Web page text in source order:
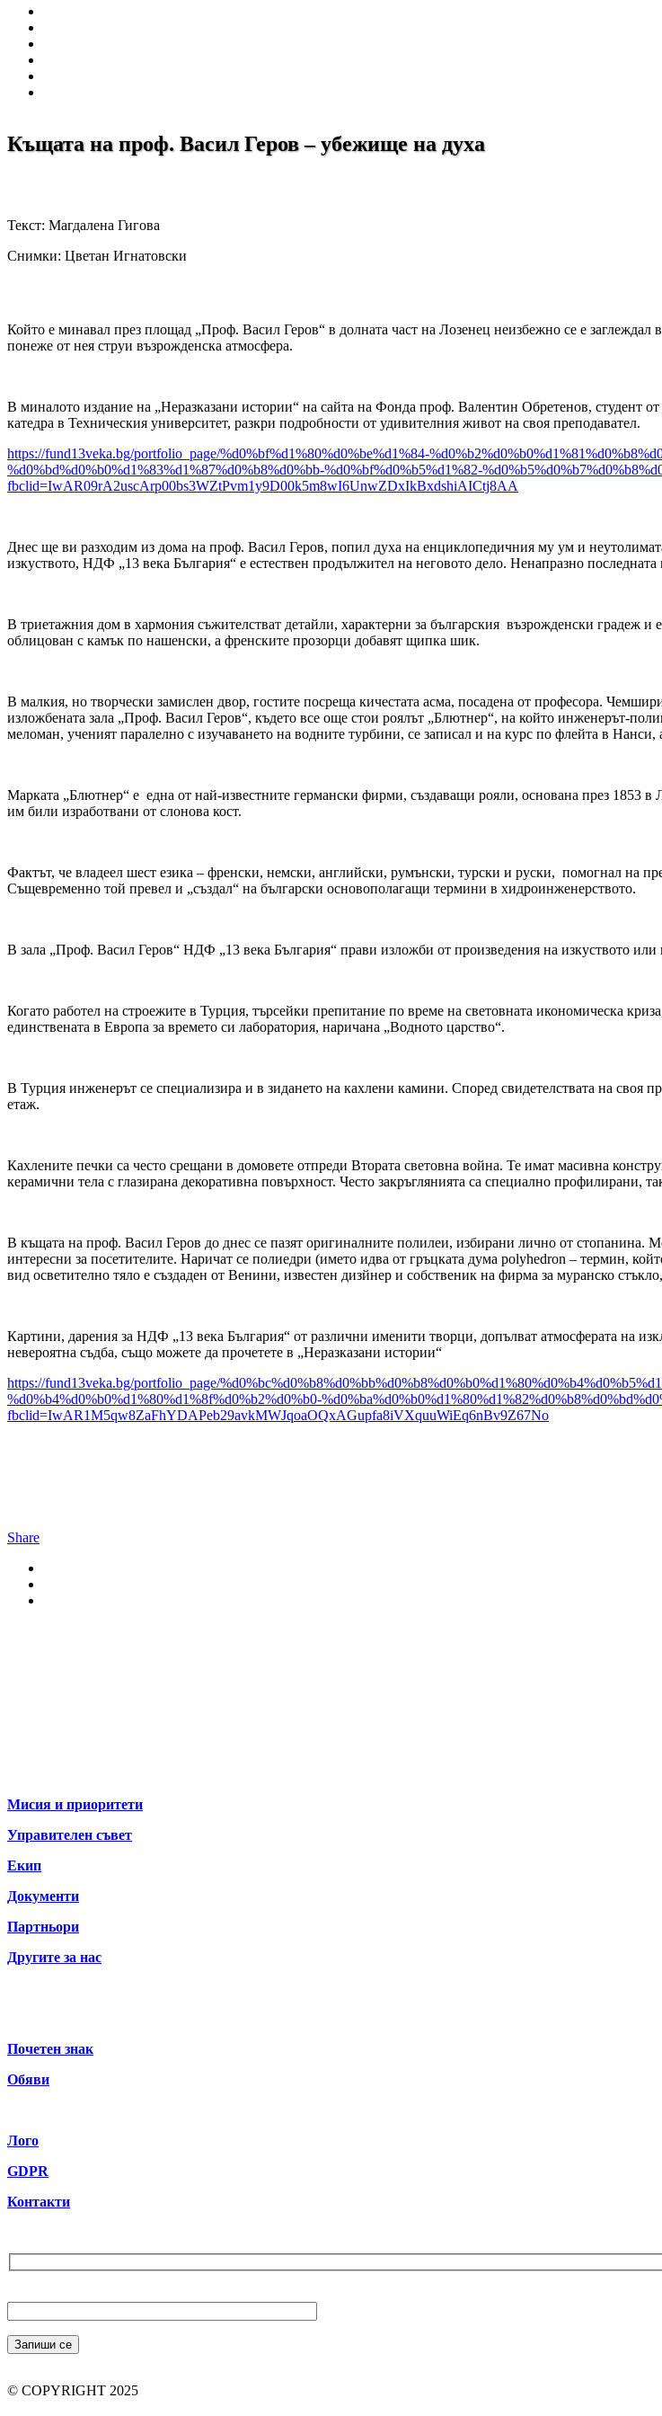
Къщата на проф. Васил Геров – убежище на духа
Текст: Магдалена Гигова
Снимки: Цветан Игнатовски
Който е минавал през площад „Проф. Васил Геров“ в долната част на Лозенец неизбежно се е
понеже от нея струи възрожденска атмосфера.
В миналото издание на „Неразказани истории“ на сайта на Фонда проф. Валентин Обретенов, студент
катедра в Техническия университет, разкри подробности от удивителния живот на своя преподавател.
https://fund13veka.bg/portfolio_page/%d0%bf%d1%80%d0%be%d1%84-
%d0%bd%d0%b0%d1%83%d1%87%d0%b8%d0%bb-%d0%bf%d0%b5%d1%82-
fbclid=IwAR09rA2uscArp00bs3WZtPvm1y9D00k5m8wI6UnwZDxIkBxdshiAICtj8AA
Днес ще ви разходим из дома на проф. Васил Геров, попил духа на енциклопедичния му ум и
изкуството, НДФ „13 века България“ е естествен продължител на неговото дело. Ненапразно
В триетажния дом в хармония съжителстват детайли, характерни за българския възрожденски градеж и
облицован с камък по нашенски, а френските прозорци добавят щипка шик.
В малкия, но творчески замислен двор, гостите посреща кичестата асма, посадена от професора.
изложбената зала „Проф. Васил Геров“, където все още стои роялът „Блютнер“, на който инженерът-
меломан, ученият паралелно с изучаването на водните турбини, се записал и на курс по флейта в
Марката „Блютнер“ е една от най-известните германски фирми, създаващи рояли, основана през 1853
им били изработвани от слонова кост.
Фактът, че владеел шест езика – френски, немски, английски, румънски, турски и руски, помогнал на
Същевременно той превел и „създал“ на български основополагащи термини в хидроинженерството.
В зала „Проф. Васил Геров“ НДФ „13 века България“ прави изложби от произведения на изкуството
Когато работел на строежите в Турция, търсейки препитание по време на световната икономическа
единствената в Европа за времето си лаборатория, наричана „Водното царство“.
В Турция инженерът се специализира и в зидането на кахлени камини. Според свидетелствата на своя
етаж.
Кахлените печки са често срещани в домовете отпреди Втората световна война. Те имат масивна
керамични тела с глазирана декоративна повърхност. Често закръглянията са специално профилирани,
В къщата на проф. Васил Геров до днес се пазят оригиналните полилеи, избирани лично от стопанина.
интересни за посетителите. Наричат се полиедри (името идва от гръцката дума polyhedron – термин,
вид осветително тяло е създаден от Венини, известен дизйнер и собственик на фирма за муранско
Картини, дарения за НДФ „13 века България“ от различни именити творци, допълват атмосферата на
невероятна съдба, също можете да прочетете в „Неразказани истории“
https://fund13veka.bg/portfolio_page/
%d0%b4%d0%b0%d1%80%d1%8f%d0%b2%d0%b0-
fbclid=IwAR1M5qw8ZaFhYDAPeb29avkMWJqoaOQxAGupfa8iVXquuWiEq6nBv9Z67No
Share
Мисия и приоритети
Управителен съвет
Екип
Документи
Партньори
Другите за нас
Почетен знак
Обяви
Лого
GDPR
Контакти
© COPYRIGHT 2025